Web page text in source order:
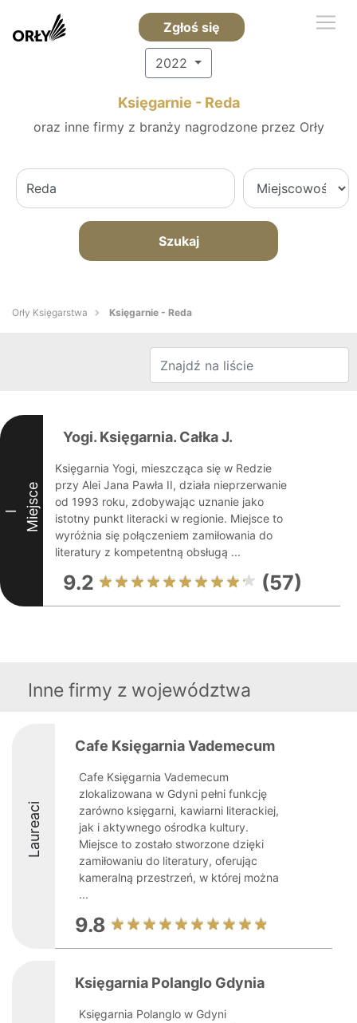
Zgłoś się
2022
Księgarnie - Reda
oraz inne firmy z branży nagrodzone przez Orły
Szukaj
Orły Księgarstwa Księgarnie - Reda
I Miejsce
Yogi. Księgarnia. Całka J.
Księgarnia Yogi, mieszcząca się w Redzie
przy Alei Jana Pawła II, działa nieprzerwanie
od 1993 roku, zdobywając uznanie jako
istotny punkt literacki w regionie. Miejsce to
wyróżnia się połączeniem zamiłowania do
literatury z kompetentną obsługą ...
9.2 (57)
Inne firmy z województwa
Laureaci
Cafe Księgarnia Vademecum
Cafe Księgarnia Vademecum
zlokalizowana w Gdyni pełni funkcję
zarówno księgarni, kawiarni literackiej,
jak i aktywnego ośrodka kultury.
Miejsce to zostało stworzone dzięki
zamiłowaniu do literatury, oferując
kameralną przestrzeń, w której można
...
9.8
Księgarnia Polanglo Gdynia
Księgarnia Polanglo w Gdyni